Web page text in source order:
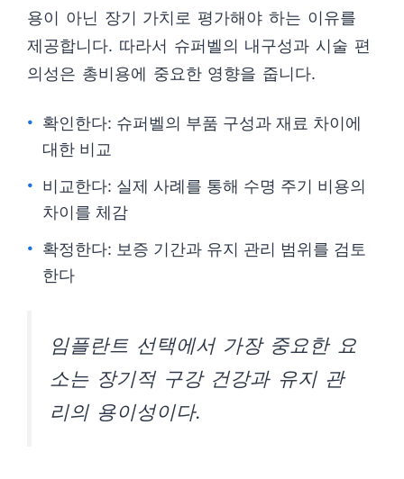
용이 아닌 장기 가치로 평가해야 하는 이유를
제공합니다. 따라서 슈퍼벨의 내구성과 시술 편
의성은 총비용에 중요한 영향을 줍니다.
확인한다: 슈퍼벨의 부품 구성과 재료 차이에
대한 비교
비교한다: 실제 사례를 통해 수명 주기 비용의
차이를 체감
확정한다: 보증 기간과 유지 관리 범위를 검토
한다
임플란트 선택에서 가장 중요한 요
소는 장기적 구강 건강과 유지 관
리의 용이성이다.